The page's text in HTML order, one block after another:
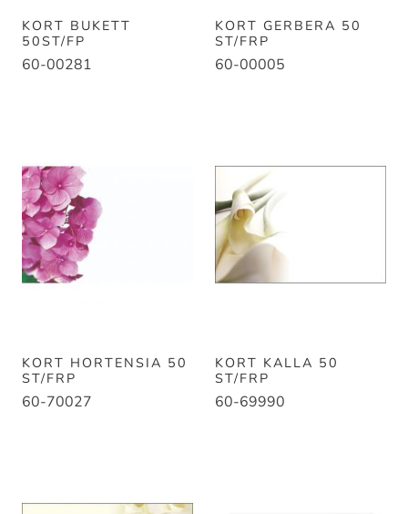
KORT BUKETT
50ST/FP
60-00281
KORT GERBERA 50
ST/FRP
60-00005
KORT HORTENSIA 50
ST/FRP
60-70027
KORT KALLA 50
ST/FRP
60-69990